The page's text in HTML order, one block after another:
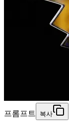
프롬프트 복사